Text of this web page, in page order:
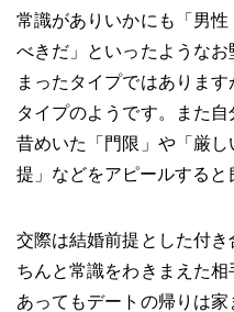
常識がありいかにも「男
べきだ」といったような
まったタイプではありま
タイプのようです。また自
昔めいた「門限」や「厳
提」などをアピールすると
交際は結婚前提とした付
ちんと常識をわきまえた
あってもデートの帰りは